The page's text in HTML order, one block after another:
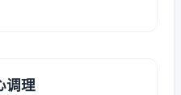
调理